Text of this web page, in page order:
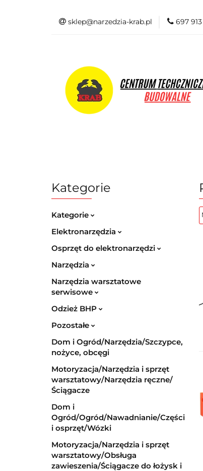
sklep@narzedzia-krab.pl 697
Kategorie
Kategorie
Elektronarzędzia
Osprzęt do elektronarzędzi
Narzędzia
Narzędzia warsztatowe
serwisowe
Odzież BHP
Pozostałe
Dom i Ogród/Narzędzia/Szczypce,
nożyce, obcęgi
Motoryzacja/Narzędzia i sprzęt
warsztatowy/Narzędzia ręczne/
Ściągacze
Dom i
Ogród/Ogród/Nawadnianie/Części
i osprzęt/Wózki
Motoryzacja/Narzędzia i sprzęt
warsztatowy/Obsługa
zawieszenia/Ściągacze do łożysk i